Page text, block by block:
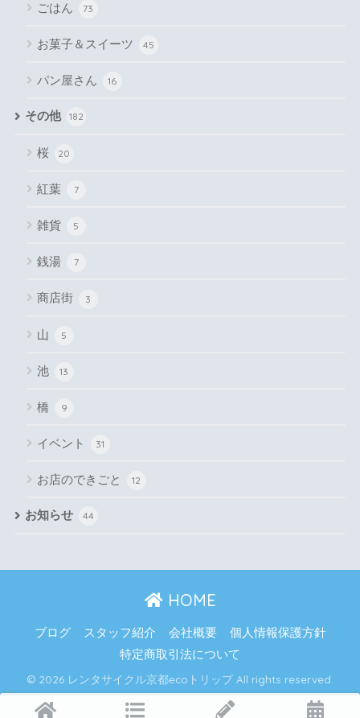
ごはん 73
お菓子＆スイーツ 45
パン屋さん 16
その他 182
桜 20
紅葉 7
雑貨 5
銭湯 7
商店街 3
山 5
池 13
橋 9
イベント 31
お店のできごと 12
お知らせ 44
HOME
ブログ スタッフ紹介 会社概要
個人情報保護方針
特定商取引法について
© 2026 レンタサイクル京都ecoトリップ All rights reserved.